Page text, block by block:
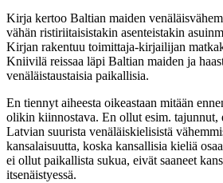
Kirja kertoo Baltian maiden
vähän ristiriitaisistakin asenteistakin
Kirjan rakentuu toimittaja-kirjailijan
Kniivilä reissaa läpi Baltian maiden ja
venäläistaustaisia paikallisia.
En tiennyt aiheesta oikeastaan mitään
olikin kiinnostava. En ollut esim. tajunnut,
Latvian suurista venäläiskielisistä
kansalaisuutta, koska kansallisia kieliä
ei ollut paikallista sukua, eivät saaneet
itsenäistyessä.